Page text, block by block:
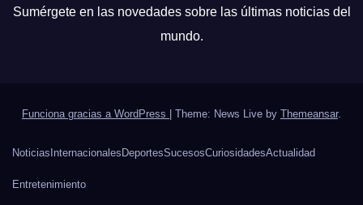
Sumérgete en las novedades sobre las últimas noticias del
mundo.
Funciona gracias a WordPress Theme: News Live by Themeansar.
Noticias Internacionales DeportesSucesosCuriosidadesActualidad
Entretenimiento